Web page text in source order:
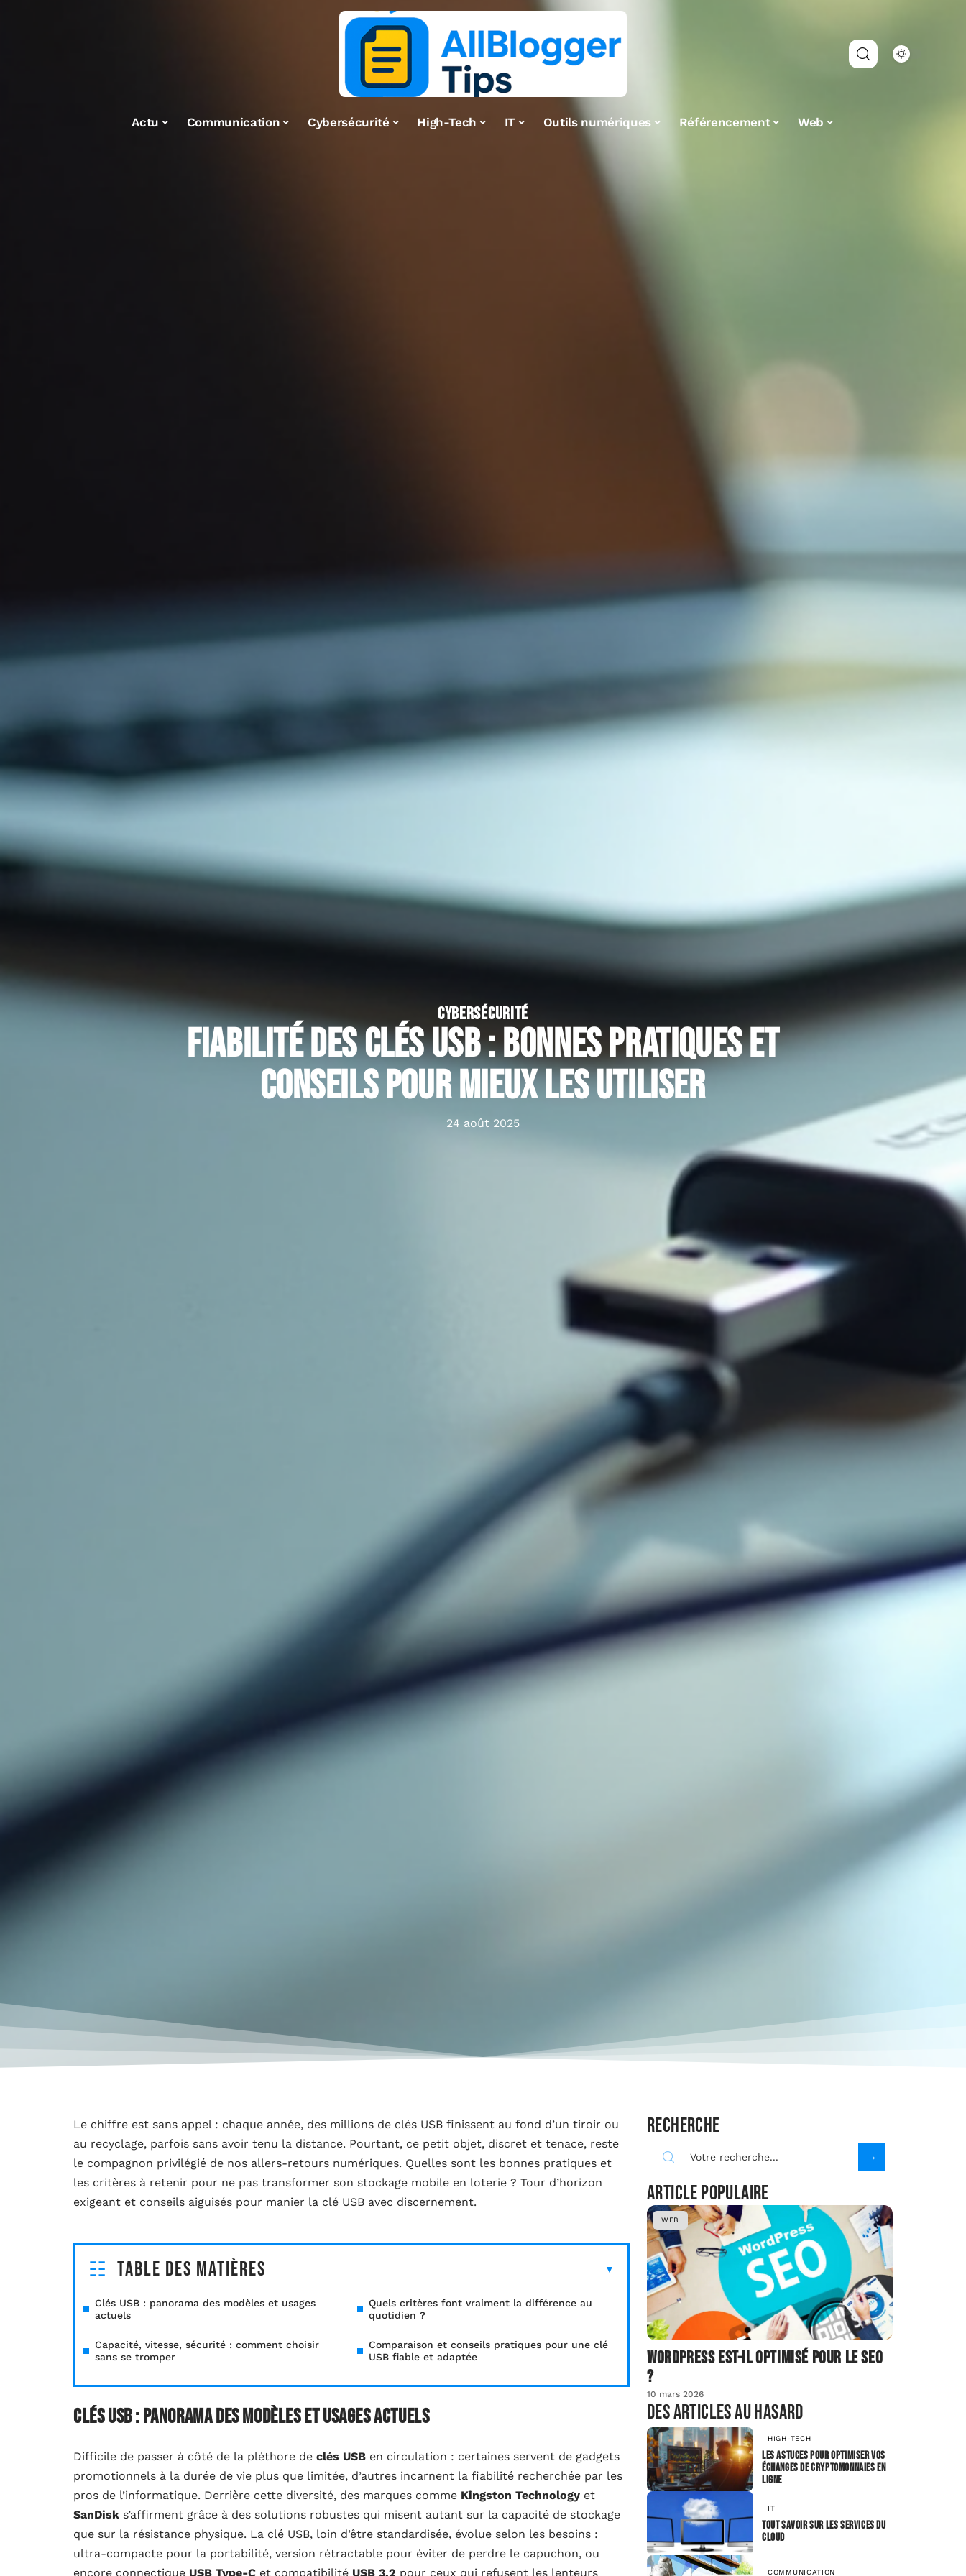
Actu Communication Cybersécurité High-Tech IT Outils numériques Référencement Web
CYBERSÉCURITÉ
Fiabilité des clés USB : bonnes pratiques et
conseils pour mieux les utiliser
24 août 2025
Le chiffre est sans appel : chaque année, des millions de clés USB finissent au fond d’un tiroir ou
au recyclage, parfois sans avoir tenu la distance. Pourtant, ce petit objet, discret et tenace, reste
le compagnon privilégié de nos allers-retours numériques. Quelles sont les bonnes pratiques et
les critères à retenir pour ne pas transformer son stockage mobile en loterie ? Tour d’horizon
exigeant et conseils aiguisés pour manier la clé USB avec discernement.
Table des matières
Clés USB : panorama des modèles et usages
actuels
Quels critères font vraiment la différence au
quotidien ?
Capacité, vitesse, sécurité : comment choisir
sans se tromper
Comparaison et conseils pratiques pour une clé
USB fiable et adaptée
Clés USB : panorama des modèles et usages actuels
Difficile de passer à côté de la pléthore de clés USB en circulation : certaines servent de gadgets
promotionnels à la durée de vie plus que limitée, d’autres incarnent la fiabilité recherchée par les
pros de l’informatique. Derrière cette diversité, des marques comme Kingston Technology et
SanDisk s’affirment grâce à des solutions robustes qui misent autant sur la capacité de stockage
que sur la résistance physique. La clé USB, loin d’être standardisée, évolue selon les besoins :
ultra-compacte pour la portabilité, version rétractable pour éviter de perdre le capuchon, ou
encore connectique USB Type-C et compatibilité USB 3.2 pour ceux qui refusent les lenteurs
Recherche
Article populaire
WEB
Wordpress est-il optimisé pour le SEO
?
10 mars 2026
Des articles au hasard
HIGH-TECH
Les astuces pour optimiser vos
échanges de cryptomonnaies en
ligne
IT
Tout savoir sur les services du
Cloud
COMMUNICATION